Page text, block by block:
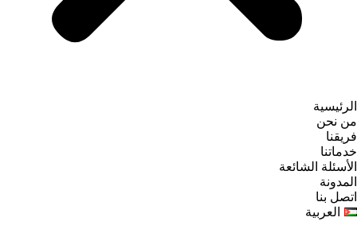
الرئيسية
من نحن
فريقنا
خدماتنا
الأسئلة الشائعة
المدونة
اتصل بنا
العربية